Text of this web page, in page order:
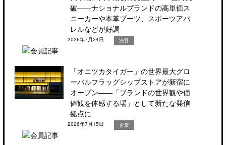
破――ナショナルブランドの高単価ス
ニーカーや本革ブーツ、スポーツアパ
レルなどが好調
2026年7月24日 決算
「オニツカタイガー」の世界最大グロ
ーバルフラッグシップストアが新宿に
オープン――「ブランドの世界観や価
値観を体感する場」として新たな発信
拠点に
2026年7月15日 企業